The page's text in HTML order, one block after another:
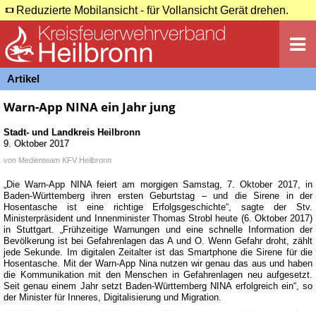
Reduzierte Mobilansicht - für Vollansicht Gerät drehen.
Artikel
Warn-App NINA ein Jahr jung
Stadt- und Landkreis Heilbronn
9. Oktober 2017
von Medienteam KFV Heilbronn
„Die Warn-App NINA feiert am morgigen Samstag, 7. Oktober 2017, in
Baden-Württemberg ihren ersten Geburtstag – und die Sirene in der
Hosentasche ist eine richtige Erfolgsgeschichte“, sagte der Stv.
Ministerpräsident und Innenminister Thomas Strobl heute (6. Oktober 2017)
in Stuttgart. „Frühzeitige Warnungen und eine schnelle Information der
Bevölkerung ist bei Gefahrenlagen das A und O. Wenn Gefahr droht, zählt
jede Sekunde. Im digitalen Zeitalter ist das Smartphone die Sirene für die
Hosentasche. Mit der Warn-App Nina nutzen wir genau das aus und haben
die Kommunikation mit den Menschen in Gefahrenlagen neu aufgesetzt.
Seit genau einem Jahr setzt Baden-Württemberg NINA erfolgreich ein“, so
der Minister für Inneres, Digitalisierung und Migration.